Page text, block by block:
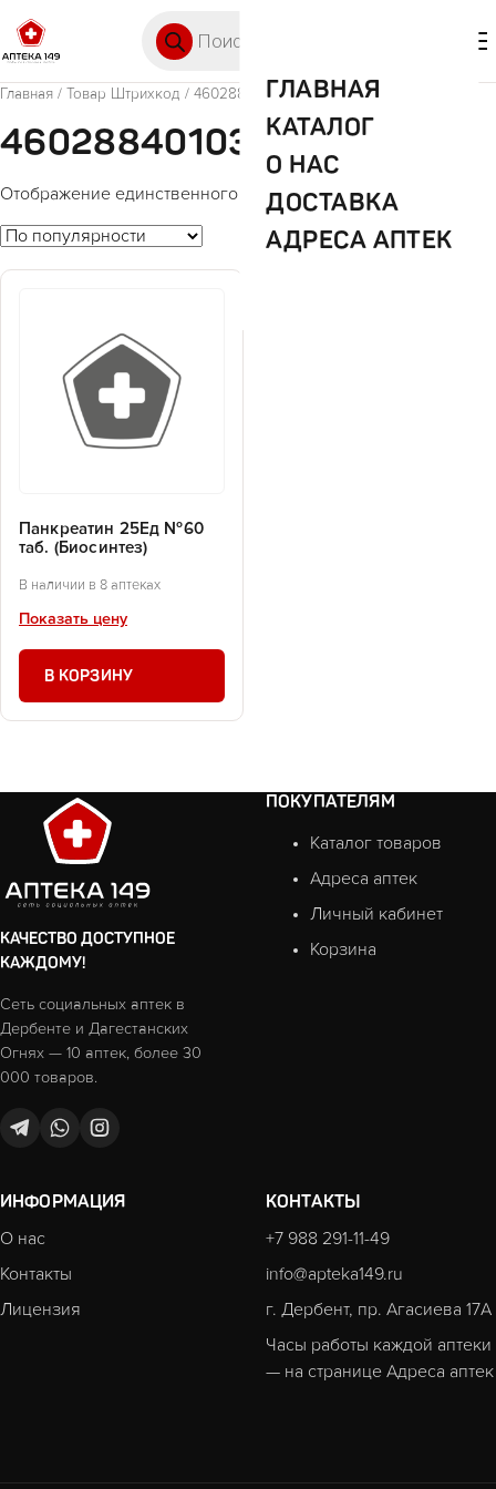
ГЛАВНАЯ
КАТАЛОГ
О НАС
ДОСТАВКА
АДРЕСА АПТЕК
Главная / Товар Штрихкод / 4602884010326
4602884010326
Отображение единственного товара
Панкреатин 25Ед №60
таб. (Биосинтез)
В наличии в 8 аптеках
Показать цену
В КОРЗИНУ
КАЧЕСТВО ДОСТУПНОЕ
КАЖДОМУ!
Сеть социальных аптек в
Дербенте и Дагестанских
Огнях — 10 аптек, более 30
000 товаров.
ПОКУПАТЕЛЯМ
Каталог товаров
Адреса аптек
Личный кабинет
Корзина
ИНФОРМАЦИЯ
О нас
Контакты
Лицензия
КОНТАКТЫ
+7 988 291-11-49
info@apteka149.ru
г. Дербент, пр. Агасиева 17А
Часы работы каждой аптеки
— на странице Адреса аптек